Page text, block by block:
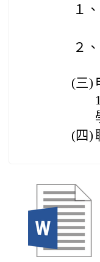
１、
２、
(三)
(四)